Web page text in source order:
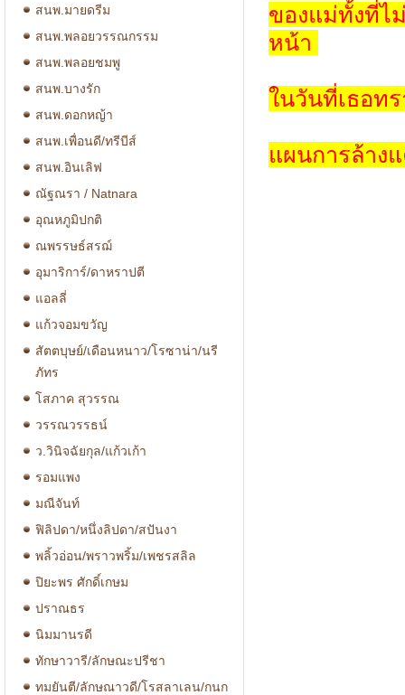
สนพ.มายดรีม
สนพ.พลอยวรรณกรรม
สนพ.พลอยชมพู
สนพ.บางรัก
สนพ.ดอกหญ้า
สนพ.เพื่อนดี/ทรีบีส์
สนพ.อินเลิฟ
ณัฐณรา / Natnara
อุณหภูมิปกติ
ณพรรษธ์สรฌ์
อุมาริการ์/ดาหราปตี
แอลลี่
แก้วจอมขวัญ
สัตตบุษย์/เดือนหนาว/โรซาน่า/นรี
ภัทร
โสภาค สุวรรณ
วรรณวรรธน์
ว.วินิจฉัยกุล/แก้วเก้า
รอมแพง
มณีจันท์
ฟิลิปดา/หนึ่งลิปดา/สปันงา
พลิ้วอ่อน/พราวพริ้ม/เพชรสลิล
ปิยะพร ศักดิ์เกษม
ปราณธร
นิมมานรดี
ทักษาวารี/ลักษณะปรีชา
ทมยันตี/ลักษณาวดี/โรสลาเลน/กนก
ของแม่ทั้งที่ไ
หน้า
ในวันที่เธอท
แผนการล้าง